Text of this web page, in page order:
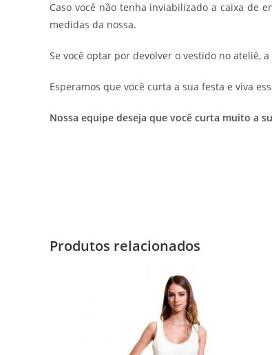
Caso você não tenha inviabilizado a caixa de
medidas da nossa.
Se você optar por devolver o vestido no ateliê,
Esperamos que você curta a sua festa e viva
Nossa equipe deseja que você curta muito a
Produtos relacionados